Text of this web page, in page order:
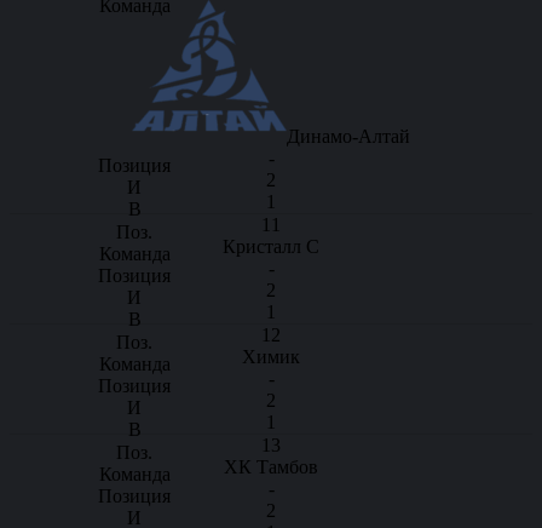
Динамо-Алтай
-
2
1
11
Кристалл С
-
2
1
12
Химик
-
2
1
13
ХК Тамбов
-
2